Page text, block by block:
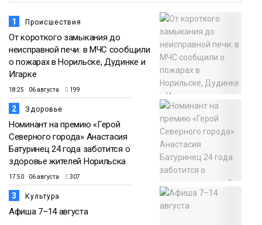
Фото
1 Происшествия
От короткого замыкания до
неисправной печи: в МЧС сообщили
о пожарах в Норильске, Дудинке и
Игарке
18:25 06 августа 199
2 Здоровье
Номинант на премию «Герой
Северного города» Анастасия
Батуринец 24 года заботится о
здоровье жителей Норильска
17:50 06 августа 307
3 Культура
Афиша 7–14 августа